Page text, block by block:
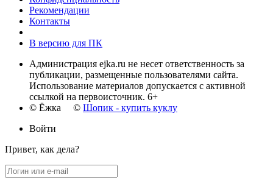
Рекомендации
Контакты
В версию для ПК
Администрация ejka.ru не несет ответственность за
публикации, размещенные пользователями сайта.
Использование материалов допускается с активной
ссылкой на первоисточник. 6+
© Ёжка © Шопик - купить куклу
Войти
Привет, как дела?